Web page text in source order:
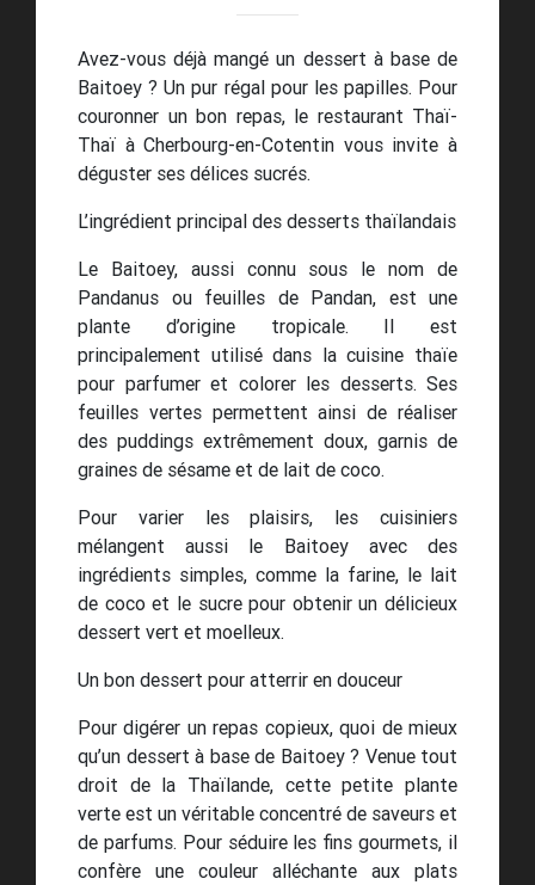
Avez-vous déjà mangé un dessert à base de
Baitoey ? Un pur régal pour les papilles. Pour
couronner un bon repas, le restaurant Thaï-
Thaï à Cherbourg-en-Cotentin vous invite à
déguster ses délices sucrés.
L’ingrédient principal des desserts thaïlandais
Le Baitoey, aussi connu sous le nom de
Pandanus ou feuilles de Pandan, est une
plante d’origine tropicale. Il est
principalement utilisé dans la cuisine thaïe
pour parfumer et colorer les desserts. Ses
feuilles vertes permettent ainsi de réaliser
des puddings extrêmement doux, garnis de
graines de sésame et de lait de coco.
Pour varier les plaisirs, les cuisiniers
mélangent aussi le Baitoey avec des
ingrédients simples, comme la farine, le lait
de coco et le sucre pour obtenir un délicieux
dessert vert et moelleux.
Un bon dessert pour atterrir en douceur
Pour digérer un repas copieux, quoi de mieux
qu’un dessert à base de Baitoey ? Venue tout
droit de la Thaïlande, cette petite plante
verte est un véritable concentré de saveurs et
de parfums. Pour séduire les fins gourmets, il
confère une couleur alléchante aux plats